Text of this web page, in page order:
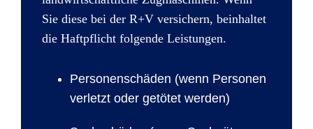
Sie diese bei der R+V versichern, beinhaltet
die Haftpflicht folgende Leistungen.
Personenschäden (wenn Personen
verletzt oder getötet werden)